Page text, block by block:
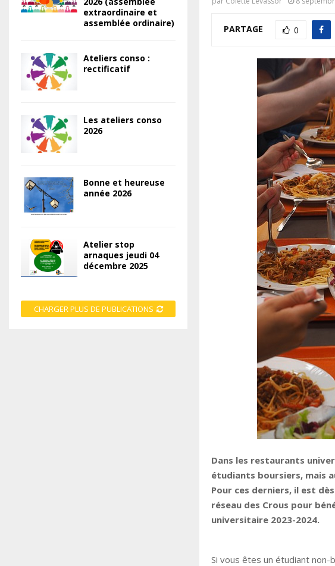
PARTAGE 0
Dans les restaurants
étudiants boursiers, mais
Pour ces derniers, il est
réseau des Crous pour
universitaire 2023-2024.
Si vous êtes un étudiant
extraordinaire et
assemblée ordinaire)
Ateliers conso :
rectificatif
Les ateliers conso
2026
Bonne et heureuse
année 2026
Atelier stop
arnaques jeudi 04
décembre 2025
CHARGER PLUS DE PUBLICATIONS